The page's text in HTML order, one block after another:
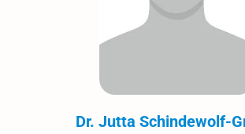
Dr. Jutta Schindewolf-